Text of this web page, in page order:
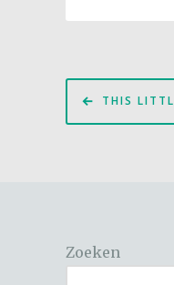
Bericht
navigatie
THIS
Zoeken